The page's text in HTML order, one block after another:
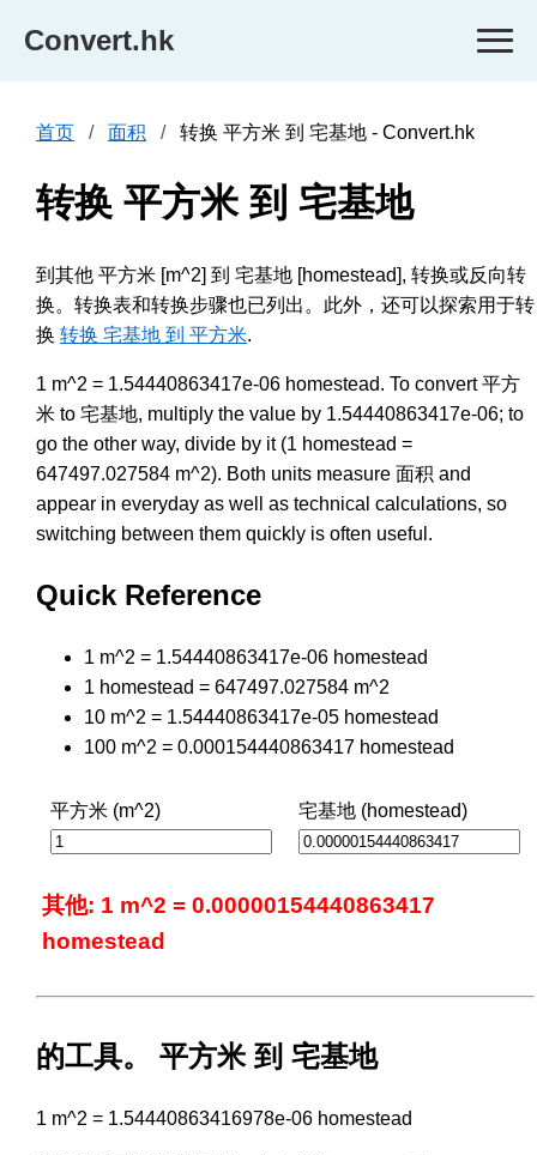
Convert.hk
首页 面积 转换 平方米 到 宅基地 - Convert.hk
转换 平方米 到 宅基地
到其他 平方米 [m^2] 到 宅基地 [homestead], 转换或反向转
换。转换表和转换步骤也已列出。此外，还可以探索用于转
换 转换 宅基地 到 平方米.
1 m^2 = 1.54440863417e-06 homestead. To convert 平方
米 to 宅基地, multiply the value by 1.54440863417e-06; to
go the other way, divide by it (1 homestead =
647497.027584 m^2). Both units measure 面积 and
appear in everyday as well as technical calculations, so
switching between them quickly is often useful.
Quick Reference
1 m^2 = 1.54440863417e-06 homestead
1 homestead = 647497.027584 m^2
10 m^2 = 1.54440863417e-05 homestead
100 m^2 = 0.000154440863417 homestead
平方米 (m^2) 宅基地 (homestead)
其他: 1 m^2 = 0.00000154440863417
homestead
的工具。 平方米 到 宅基地
1 m^2 = 1.54440863416978e-06 homestead